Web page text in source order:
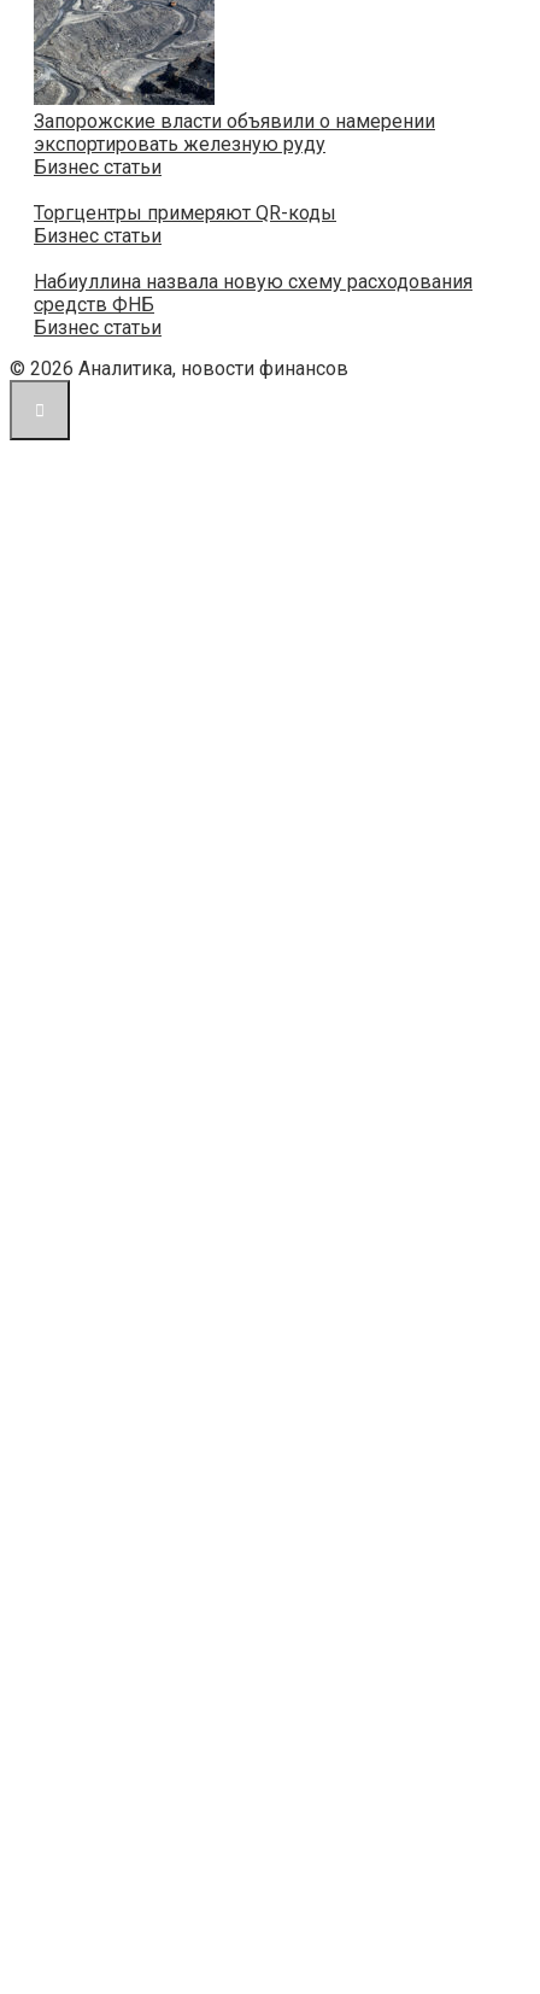
Запорожские власти объявили о намерении
экспортировать железную руду
Бизнес статьи
Торгцентры примеряют QR-коды
Бизнес статьи
Набиуллина назвала новую схему расходования
средств ФНБ
Бизнес статьи
© 2026 Аналитика, новости финансов